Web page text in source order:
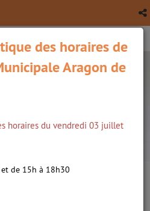
recherche avancée
des horaires de
Aragon de
horaires du vendredi 03 juillet
de 15h à 18h30